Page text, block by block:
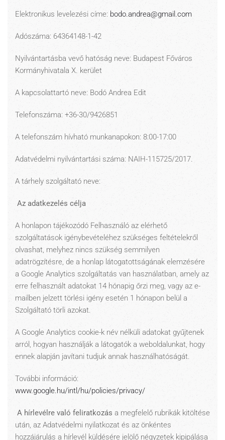
Elektronikus levelezési címe: bodo.andrea@gmail.com
Adószáma: 64364148-1-42
Nyilvántartásba vevő hatóság neve: Budapest Főváros
Kormányhivatala X. kerület
A kapcsolattartó neve: Bodó Andrea Edit
Telefonszáma: +36-30/9426851
A telefonszám hívható munkanapokon: 8:00-17:00
Adatvédelmi nyilvántartási száma: NAIH-115725/2017.
A tárhely szolgáltató neve:
Az adatkezelés célja
A honlapon tájékozódó Felhasználó az elérhető
szolgáltatások igénybevételéhez szükséges feltételekről
olvashat, melyhez nincs szükség semmilyen
adatrögzítésre, de a honlap látogatottságának elemzésére
a Google Analytics szolgáltatás van használatban, amely az
erre felhasznált adatokat 14 hónapig őrzi meg, vagy az e-
mailben jelzett törlési igény esetén 1 hónapon belül a
Szolgáltató törli azokat.
A Google Analytics cookie-k név nélküli adatokat gyűjtenek
arról, hogyan használják a látogatók a weboldalunkat, hogy
ennek alapján javítani tudjuk annak használhatóságát.
További információ:
www.google.hu/intl/hu/policies/privacy/
A hírlevélre való feliratkozás a megfelelő rubrikák kitöltése
után, az Adatvédelmi nyilatkozat és az önkéntes
hozzájárulás a hírlevél küldésére jelölő négyzetek kipipálása